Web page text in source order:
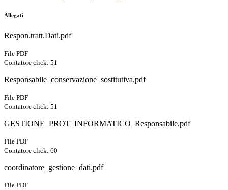
Allegati
Respon.tratt.Dati.pdf
File PDF
Contatore click: 51
Responsabile_conservazione_sostitutiva.pdf
File PDF
Contatore click: 51
GESTIONE_PROT_INFORMATICO_Responsabile.pdf
File PDF
Contatore click: 60
coordinatore_gestione_dati.pdf
File PDF